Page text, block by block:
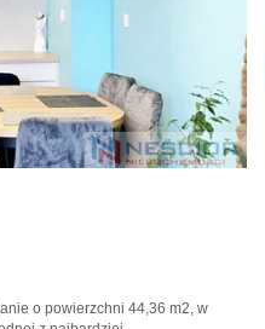
o powierzchni 44,36 m2, w